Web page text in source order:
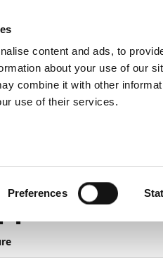
content and ads, to
about your use of our
combine it with other
use of their services.
Preferences
Hier finden Sie die
Minute Lesedauer
for